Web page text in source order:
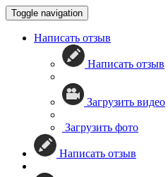
Toggle navigation
Написать отзыв
Написать отзыв
Загрузить видео
Загрузить фото
Написать отзыв